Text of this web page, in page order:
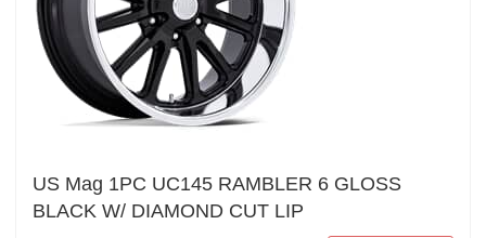
US Mag 1PC UC145 RAMBLER 6 GLOSS
BLACK W/ DIAMOND CUT LIP